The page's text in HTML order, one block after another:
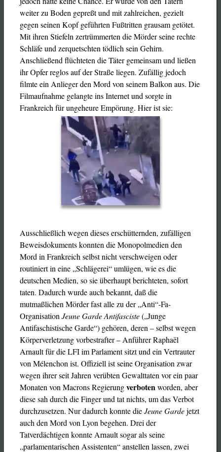
weiter zu Boden gepreßt und mit zahlreichen, gezielt
gegen seinen Kopf geführten Fußtritten grausam getötet.
Mit ihren Stiefeln zertrümmerten die Mörder seine rechte
Schläfe und zerquetschten tödlich sein Gehirn.
Anschließend flüchteten die Täter gemeinsam und ließen
ihr Opfer reglos auf der Straße liegen. Zufällig jedoch
filmte ein Anlieger den Mord von seinem Balkon aus. Die
Filmaufnahme gelangte ins Internet und sorgte in
Frankreich für ungeheure Empörung. Hier ist sie:
Ausschließlich wegen dieses erschütternden, zufälligen
Beweisdokuments konnten die Monopolmedien den
Mord in Frankreich selbst nicht verschweigen oder
routiniert in eine „Schlägerei“ umlügen, wie es die
deutschen Medien, so sie überhaupt berichteten, sofort
taten. Dadurch wurde auch bekannt, daß die
mutmaßlichen Mörder fast alle zu der „Anti“-Fa-
Organisation Jeune Garde Antifasciste(„Junge
Antifaschistische Garde“) gehören, deren – selbst wegen
Körperverletzung vorbestrafter – Anführer Raphaël
Arnault für die LFI im Parlament sitzt und ein Vertrauter
von Mélenchon ist. Offiziell ist seine Organisation zwar
wegen ihrer seit Jahren verübten Gewalttaten vor ein paar
Monaten von Macrons Regierungverbotenworden, aber
diese sah durch die Finger und tat nichts, um das Verbot
durchzusetzen. Nur dadurch konnte dieJeune Gardejetzt
auch den Mord von Lyon begehen. Drei der
Tatverdächtigen konnte Arnault sogar als seine
„parlamentarischen Assistenten“ anstellen lassen, zwei